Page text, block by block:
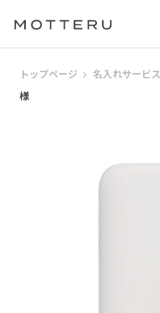
トップページ 名入れサービス
様